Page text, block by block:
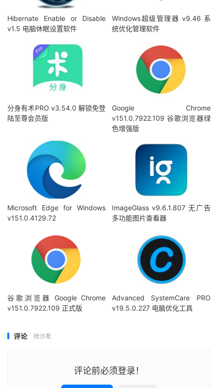
Hibernate Enable or Disable
v1.5 电脑休眠设置软件
Windows超级管理器 v9.46 系
统优化管理软件
分身有术PRO v3.54.0 解锁免登
陆至尊会员版
Google Chrome
v151.0.7922.109 谷歌浏览器绿
色增强版
Microsoft Edge for Windows
v151.0.4129.72
ImageGlass v9.6.1.807 无广告
多功能图片查看器
谷歌浏览器 Google Chrome
v151.0.7922.109 正式版
Advanced SystemCare PRO
v19.5.0.227 电脑优化工具
评论 抢沙发
评论前必须登录！